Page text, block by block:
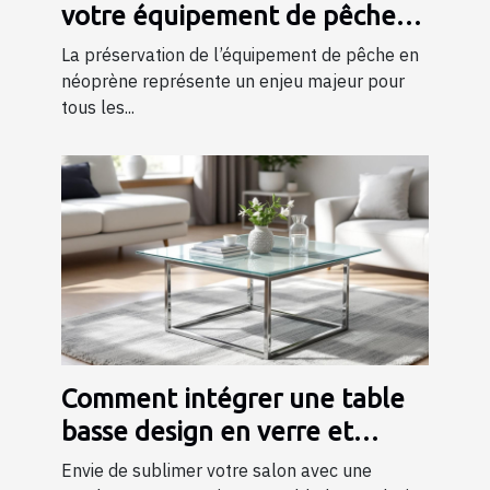
votre équipement de pêche
en néoprène
La préservation de l’équipement de pêche en
néoprène représente un enjeu majeur pour
tous les...
Comment intégrer une table
basse design en verre et
métal dans votre salon ?
Envie de sublimer votre salon avec une